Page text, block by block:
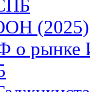
(2025)
о